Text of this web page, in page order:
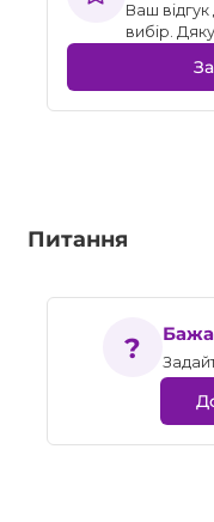
Ваш
вибір.
Питання